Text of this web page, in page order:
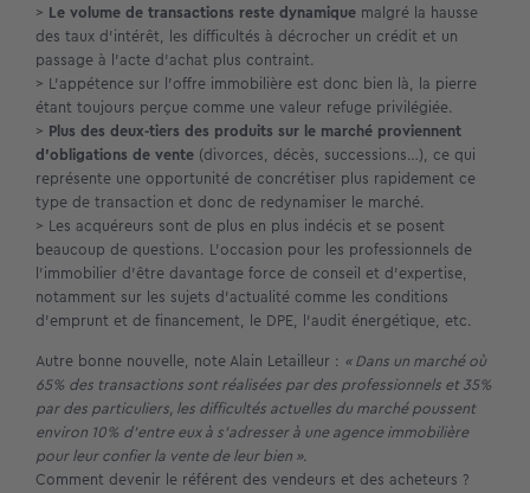
> Le volume de transactions reste dynamique malgré la hausse
des taux d’intérêt, les difficultés à décrocher un crédit et un
passage à l’acte d’achat plus contraint.
> L’appétence sur l’offre immobilière est donc bien là, la pierre
étant toujours perçue comme une valeur refuge privilégiée.
> Plus des deux-tiers des produits sur le marché proviennent
d’obligations de vente (divorces, décès, successions…), ce qui
représente une opportunité de concrétiser plus rapidement ce
type de transaction et donc de redynamiser le marché.
> Les acquéreurs sont de plus en plus indécis et se posent
beaucoup de questions. L’occasion pour les professionnels de
l’immobilier d’être davantage force de conseil et d’expertise,
notamment sur les sujets d’actualité comme les conditions
d’emprunt et de financement, le DPE, l’audit énergétique, etc.
Autre bonne nouvelle, note Alain Letailleur : « Dans un marché où
65% des transactions sont réalisées par des professionnels et 35%
par des particuliers, les difficultés actuelles du marché poussent
environ 10% d’entre eux à s’adresser à une agence immobilière
pour leur confier la vente de leur bien ».
Comment devenir le référent des vendeurs et des acheteurs ?